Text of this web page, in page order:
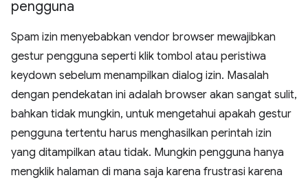
pengguna
Spam izin menyebabkan vendor browser mewajibkan
gestur pengguna seperti klik tombol atau peristiwa
keydown sebelum menampilkan dialog izin. Masalah
dengan pendekatan ini adalah browser akan sangat sulit,
bahkan tidak mungkin, untuk mengetahui apakah gestur
pengguna tertentu harus menghasilkan perintah izin
yang ditampilkan atau tidak. Mungkin pengguna hanya
mengklik halaman di mana saja karena frustrasi karena